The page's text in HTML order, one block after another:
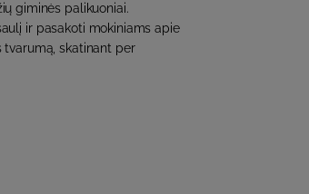
giminės palikuoniai.
ir pasakoti mokiniams apie
tvarumą, skatinant per